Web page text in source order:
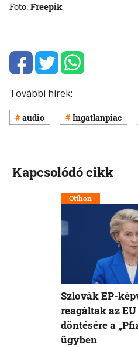
Foto: Freepik
További hírek:
audio Ingatlanpiac
Kapcsolódó cikk
Otthon
Szlovák EP-
reagáltak az
döntésére a
ügyben